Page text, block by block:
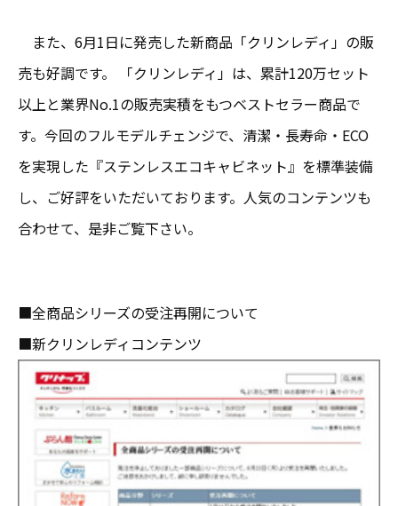
また、6月1日に発売した新商品「クリンレディ」の販
売も好調です。 「クリンレディ」は、累計120万セット
以上と業界No.1の販売実積をもつベストセラー商品で
す。今回のフルモデルチェンジで、清潔・長寿命・ECO
を実現した『ステンレスエコキャビネット』を標準装備
し、ご好評をいただいております。人気のコンテンツも
合わせて、是非ご覧下さい。
■全商品シリーズの受注再開について
■新クリンレディコンテンツ